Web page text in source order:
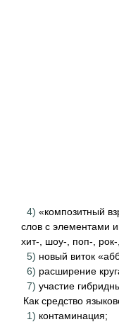
4) «композитный
слов с элементами
хит-, шоу-, поп-,
5) новый виток
6) расширение
7) участие
Как средство
1) контаминация;